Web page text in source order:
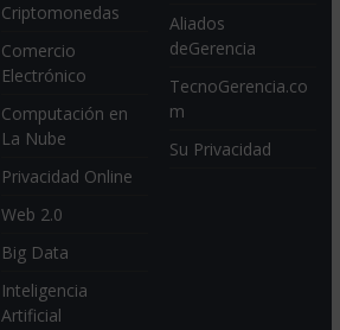
Criptomonedas
Comercio
Electrónico
Computación en
La Nube
Privacidad Online
Web 2.0
Big Data
Inteligencia
Artificial
Aliados
deGerencia
TecnoGerencia.co
m
Su Privacidad